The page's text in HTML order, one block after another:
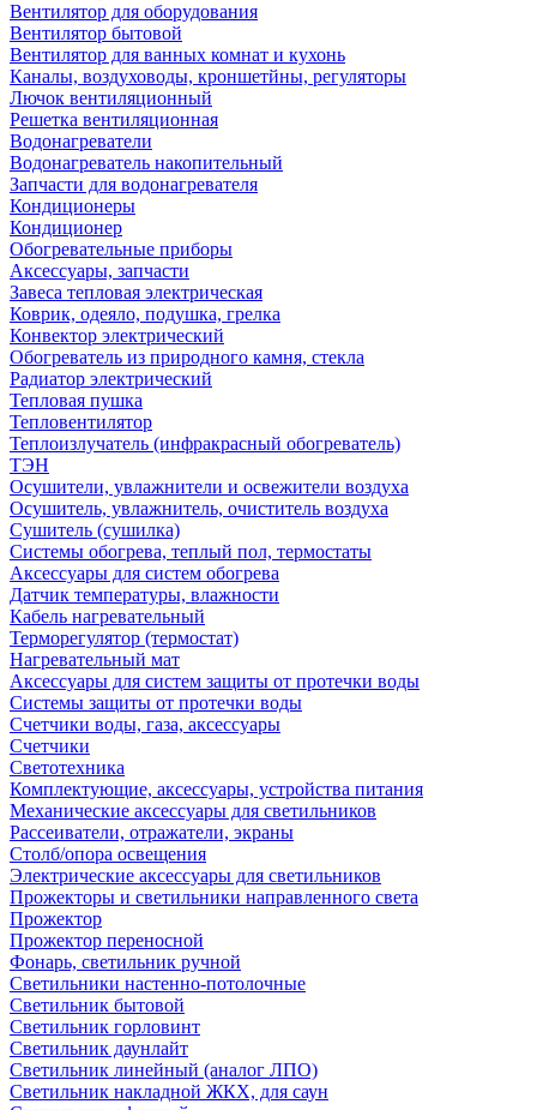
Вентилятор для оборудования
Вентилятор бытовой
Вентилятор для ванных комнат и кухонь
Каналы, воздуховоды, кроншетйны, регуляторы
Лючок вентиляционный
Решетка вентиляционная
Водонагреватели
Водонагреватель накопительный
Запчасти для водонагревателя
Кондиционеры
Кондиционер
Обогревательные приборы
Аксессуары, запчасти
Завеса тепловая электрическая
Коврик, одеяло, подушка, грелка
Конвектор электрический
Обогреватель из природного камня, стекла
Радиатор электрический
Тепловая пушка
Тепловентилятор
Теплоизлучатель (инфракрасный обогреватель)
ТЭН
Осушители, увлажнители и освежители воздуха
Осушитель, увлажнитель, очиститель воздуха
Сушитель (сушилка)
Системы обогрева, теплый пол, термостаты
Аксессуары для систем обогрева
Датчик температуры, влажности
Кабель нагревательный
Терморегулятор (термостат)
Нагревательный мат
Аксессуары для систем защиты от протечки воды
Системы защиты от протечки воды
Счетчики воды, газа, аксессуары
Счетчики
Светотехника
Комплектующие, аксессуары, устройства питания
Механические аксессуары для светильников
Рассеиватели, отражатели, экраны
Столб/опора освещения
Электрические аксессуары для светильников
Прожекторы и светильники направленного света
Прожектор
Прожектор переносной
Фонарь, светильник ручной
Светильники настенно-потолочные
Светильник бытовой
Светильник горловинт
Светильник даунлайт
Светильник линейный (аналог ЛПО)
Светильник накладной ЖКХ, для саун